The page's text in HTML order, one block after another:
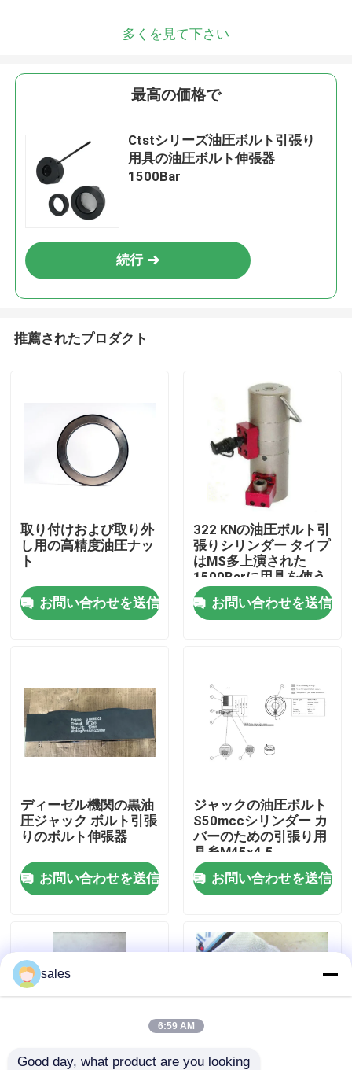
家へ
ビデオ
工場 ツアー
品質管理
引金 を 求め て ください
油圧空気ポンプ
多くを見て下さい
最高の価格で
Ctstシリーズ油圧ボルト引張り
用具の油圧ボルト伸張器
1500Bar
続行
推薦されたプロダクト
取り付けおよび取り外
し用の高精度油圧ナッ
ト
お問い合わせを送信
322 KNの油圧ボルト引
張りシリンダー タイプ
はMS多上演された
1500Barに用具を使う
お問い合わせを送信
ディーゼル機関の黒油
圧ジャック ボルト引張
りのボルト伸張器
お問い合わせを送信
ジャックの油圧ボルト
S50mccシリンダー カ
バーのための引張り用
具糸M45x4.5
お問い合わせを送信
sales
6:59 AM
Good day, what product are you looking